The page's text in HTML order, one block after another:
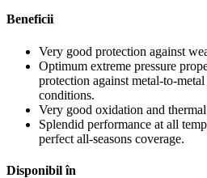
Beneficii
Very good protection against
Optimum extreme pressure
protection against metal-to-
conditions.
Very good oxidation and
Splendid performance at all
perfect all-seasons coverage.
Disponibil în